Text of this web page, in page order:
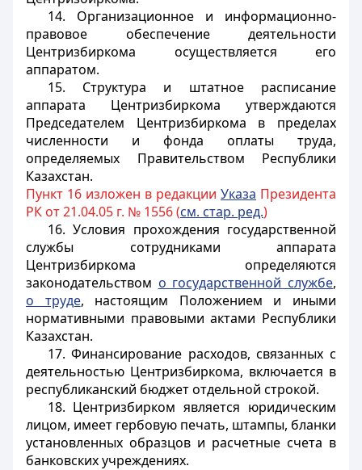
14. Организационное и информационно-
правовое обеспечение деятельности
Центризбиркома осуществляется его
аппаратом.
15. Структура и штатное расписание
аппарата Центризбиркома утверждаются
Председателем Центризбиркома в пределах
численности и фонда оплаты труда,
определяемых Правительством Республики
Казахстан.
Пункт 16 изложен в редакции Указа Президента
РК от 21.04.05 г. № 1556 (см. стар. ред.)
16.Условия прохождения государственной
службы сотрудниками аппарата
Центризбиркома определяются
законодательством о государственной службе,
о труде, настоящим Положением и иными
нормативными правовыми актами Республики
Казахстан.
17. Финансирование расходов, связанных с
деятельностью Центризбиркома, включается в
республиканский бюджет отдельной строкой.
18. Центризбирком является юридическим
лицом, имеет гербовую печать, штампы, бланки
установленных образцов и расчетные счета в
банковских учреждениях.